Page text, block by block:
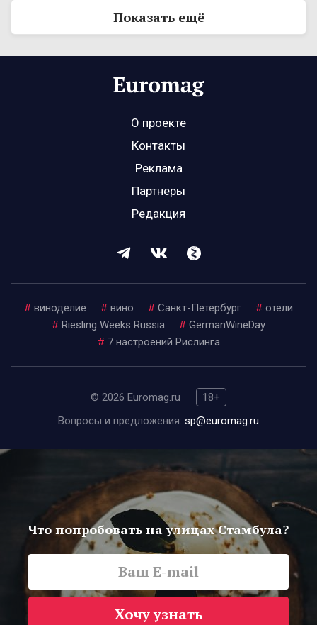
Показать ещё
О проекте
Контакты
Реклама
Партнеры
Редакция
# виноделие # вино # Санкт-Петербург # отели
# Riesling Weeks Russia # GermanWineDay
# 7 настроений Рислинга
© 2026 Euromag.ru
18+
Вопросы и предложения: sp@euromag.ru
Что попробовать на улицах Стамбула?
Хочу узнать